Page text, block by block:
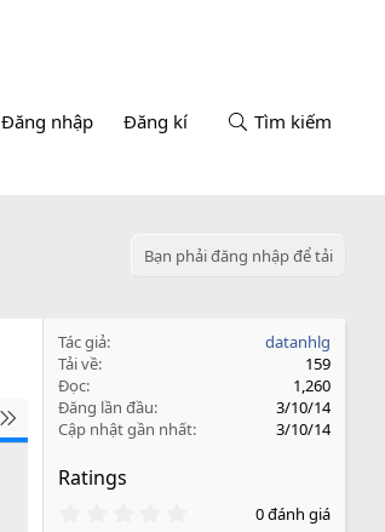
Đăng nhập Đăng kí Tìm kiếm
Bạn phải đăng nhập để tải
Tác giả
datanhlg
Tải về
159
Đọc
1,260
Đăng lần đầu
3/10/14
Cập nhật gần nhất
3/10/14
Ratings
0 đánh giá